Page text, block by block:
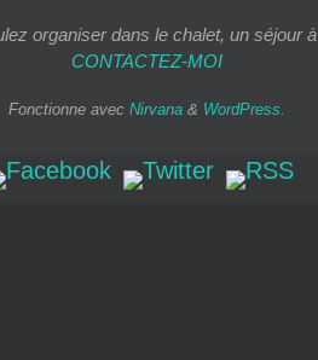
organiser dans le chalet, un séjour
CONTACTEZ-MOI
Fonctionne avec Nirvana& WordPress.